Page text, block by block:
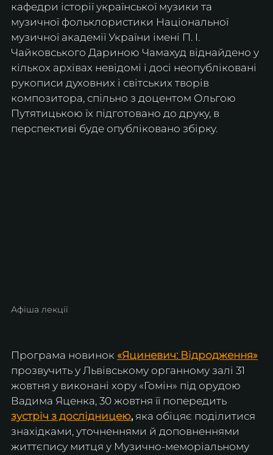
кафедри історії української музики та
музичної фольклористики Національної
музичної академії України імені П. І.
Чайковського Дариною Чамахуд віднайдено у
кількох архівах невідомі і досі неопубліковані
рукописи духовних і світських творів
композитора, спільно з доцентом Ольгою
Путятицькою їх підготовано до друку, в
перспективі буде опубліковано збірку.
Афіша лекції
Програма новинок «Яциневич: Відродження»
прозвучить у Львівському органному залі 31
жовтня у виконані хору «Гомін» під орудою
Вадима Яценка, 30 жовтня її попередить
зустріч з дослідницею, яка обіцяє поділитися
знахідками, уточненнями й доповненнями
життєпису митця у Музично-меморіальному